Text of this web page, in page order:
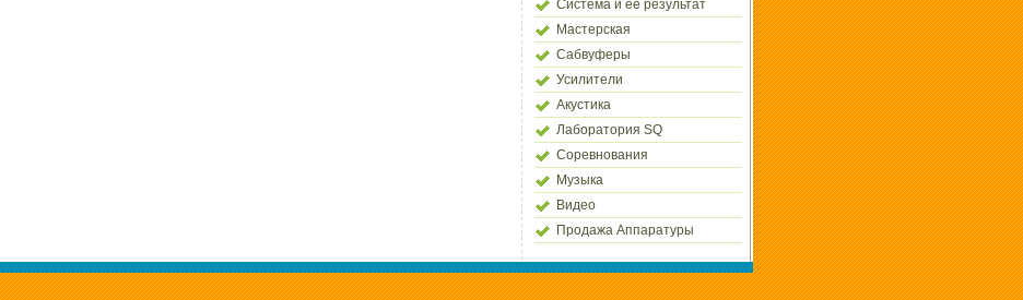
Система и ее результат
Мастерская
Сабвуферы
Усилители
Акустика
Лаборатория SQ
Соревнования
Музыка
Видео
Продажа Аппаратуры